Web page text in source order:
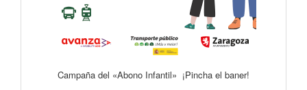
Campaña del «Abono Infantil» ¡Pincha el baner!